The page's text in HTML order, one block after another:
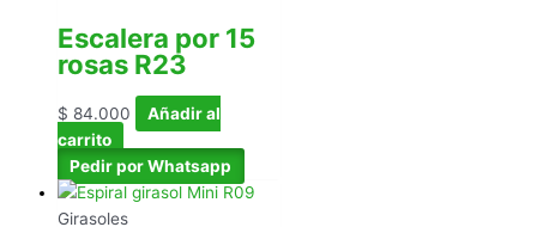
Escalera por 15
rosas R23
$ 84.000
Añadir al
carrito
Pedir por Whatsapp
Girasoles